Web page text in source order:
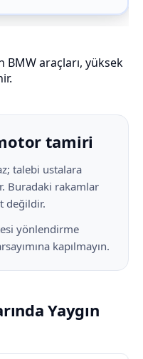
araçları, yüksek
tamiri
talebi ustalara
Buradaki rakamlar
değildir.
yönlendirme
kapılmayın.
Yaygın